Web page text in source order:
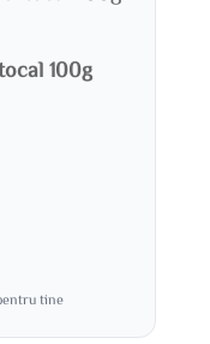
100g
tine